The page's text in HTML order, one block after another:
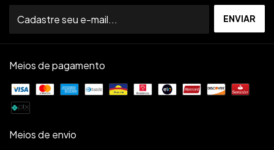
Meios de pagamento
Meios de envio